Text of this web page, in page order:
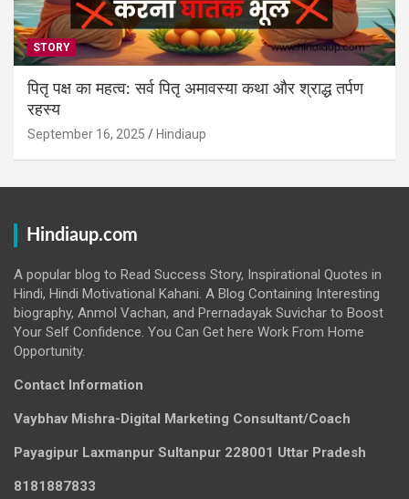
STORY
पितृ पक्ष का महत्व: सर्व पितृ अमावस्या कथा और श्राद्ध तर्पण
रहस्य
September 16, 2025 Hindiaup
Hindiaup.com
A popular blog to Read Success Story, Inspirational Quotes in
Hindi, Hindi Motivational Kahani. A Blog Containing Interesting
biography, Anmol Vachan, and Prernadayak Suvichar to Boost
Your Self Confidence. You Can Get here Work From Home
Opportunity.
Contact Information
Vaybhav Mishra-Digital Marketing Consultant/Coach
Payagipur Laxmanpur Sultanpur 228001 Uttar Pradesh
8181887833